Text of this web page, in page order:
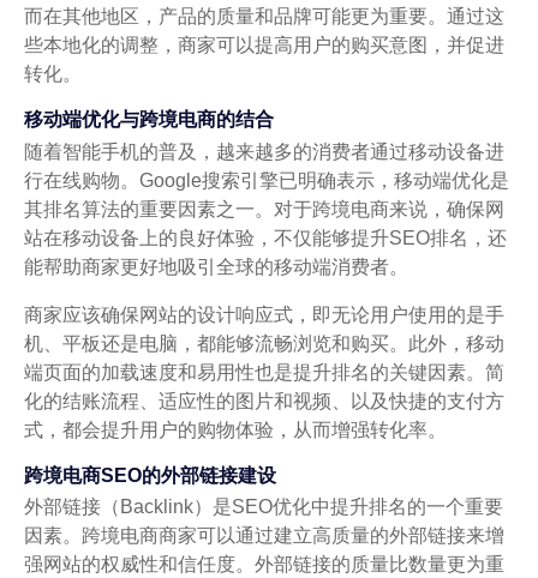
而在其他地区，产品的质量和品牌可能更为重要。通过这
些本地化的调整，商家可以提高用户的购买意图，并促进
转化。
移动端优化与跨境电商的结合
随着智能手机的普及，越来越多的消费者通过移动设备进
行在线购物。Google搜索引擎已明确表示，移动端优化是
其排名算法的重要因素之一。对于跨境电商来说，确保网
站在移动设备上的良好体验，不仅能够提升SEO排名，还
能帮助商家更好地吸引全球的移动端消费者。
商家应该确保网站的设计响应式，即无论用户使用的是手
机、平板还是电脑，都能够流畅浏览和购买。此外，移动
端页面的加载速度和易用性也是提升排名的关键因素。简
化的结账流程、适应性的图片和视频、以及快捷的支付方
式，都会提升用户的购物体验，从而增强转化率。
跨境电商SEO的外部链接建设
外部链接（Backlink）是SEO优化中提升排名的一个重要
因素。跨境电商商家可以通过建立高质量的外部链接来增
强网站的权威性和信任度。外部链接的质量比数量更为重